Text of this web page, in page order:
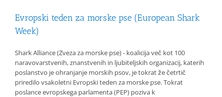
Evropski teden za morske pse (European Shark
Week)
Shark Alliance (Zveza za morske pse) - koalicija več kot 100
naravovarstvenih, znanstvenih in ljubiteljskih organizacij, katerih
poslanstvo je ohranjanje morskih psov, je tokrat že četrtič
priredilo vsakoletni Evropski teden za morske pse. Tokrat
poslance evropskega parlamenta (PEP) poziva k